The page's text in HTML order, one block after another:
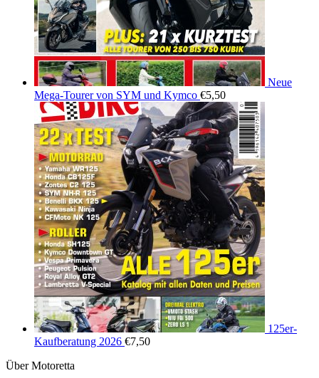
Neue
Mega-Tourer von SYM und Kymco €5,50
125er-
Kaufberatung 2026 €7,50
Über Motoretta